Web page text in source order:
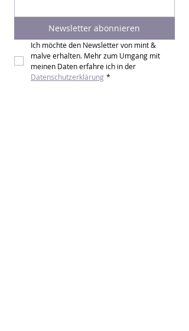
Newsletter abonnieren
Ich möchte den Newsletter von mint &
malve erhalten. Mehr zum Umgang mit
Datenschutzerklärung *